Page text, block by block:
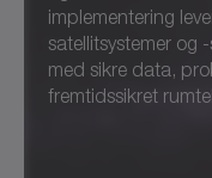
implementering
satellitsystemer og
med sikre data,
fremtidssikret